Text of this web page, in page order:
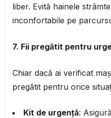
liber. Evită hainele
inconfortabile pe
7. Fii pregătit pentru
Chiar dacă ai verificat
pregătit pentru orice
Kit de urgență: